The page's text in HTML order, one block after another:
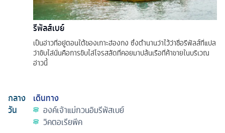
รีพัลส์เบย์
เป็นอ่าวที่อยู่ตอนใต้ของเกาะฮ่องกง ซึ่งตำนานว่าไว้ว่าชื่อรีพัลส์ที่แปล
ว่าขับไล่นั่นคือการขับไล่โจรสลัดที่คอยมาปล้นเรือที่ค้าขายในบริเวณ
อ่าวนี้
กลาง
วัน
เดินทาง
องค์เจ้าแม่กวนอิมรีพัสเบย์
วิคตอเรียพีค